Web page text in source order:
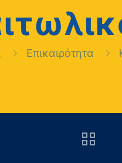
Επικαιρότητα